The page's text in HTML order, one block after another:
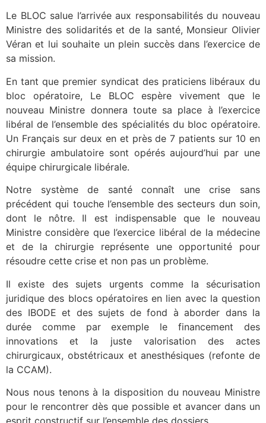
Le BLOC salue l’arrivée aux responsabilités du nouveau
Ministre des solidarités et de la santé, Monsieur Olivier
Véran et lui souhaite un plein succès dans l’exercice de
sa mission.
En tant que premier syndicat des praticiens libéraux du
bloc opératoire, Le BLOC espère vivement que le
nouveau Ministre donnera toute sa place à l’exercice
libéral de l’ensemble des spécialités du bloc opératoire.
Un Français sur deux en et près de 7 patients sur 10 en
chirurgie ambulatoire sont opérés aujourd’hui par une
équipe chirurgicale libérale.
Notre système de santé connaît une crise sans
précédent qui touche l’ensemble des secteurs dun soin,
dont le nôtre. Il est indispensable que le nouveau
Ministre considère que l’exercice libéral de la médecine
et de la chirurgie représente une opportunité pour
résoudre cette crise et non pas un problème.
Il existe des sujets urgents comme la sécurisation
juridique des blocs opératoires en lien avec la question
des IBODE et des sujets de fond à aborder dans la
durée comme par exemple le financement des
innovations et la juste valorisation des actes
chirurgicaux, obstétricaux et anesthésiques (refonte de
la CCAM).
Nous nous tenons à la disposition du nouveau Ministre
pour le rencontrer dès que possible et avancer dans un
esprit constructif sur l’ensemble des dossiers.